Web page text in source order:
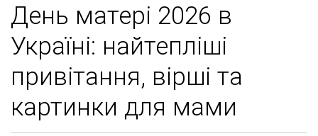
День матері 2026 в
Україні: найтепліші
привітання, вірші та
картинки для мами